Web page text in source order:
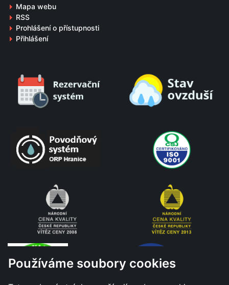
Používáme soubory cookies
Mapa webu
RSS
Prohlášení o přístupnosti
Přihlášení